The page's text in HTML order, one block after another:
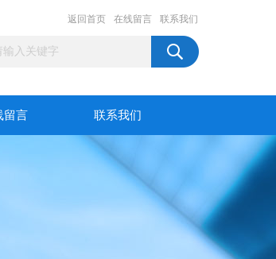
返回首页 在线留言 联系我们
留言 联系我们